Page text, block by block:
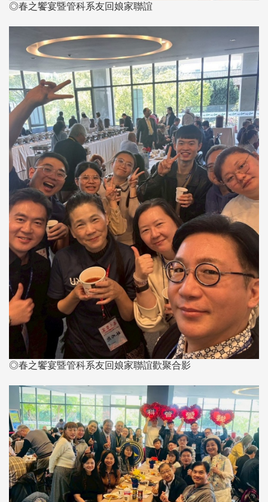
◎春之饗宴暨管科系友回娘家聯誼
◎春之饗宴暨管科系友回娘家聯誼歡聚合影